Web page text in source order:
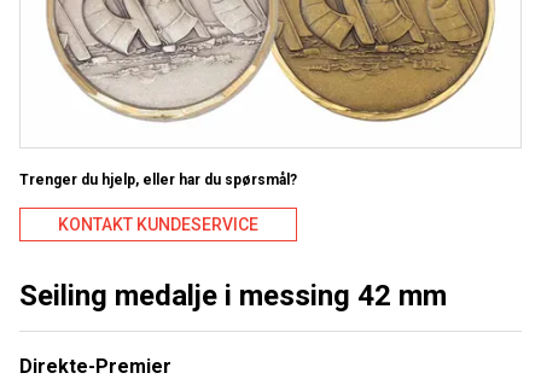
Trenger du hjelp, eller har du spørsmål?
KONTAKT KUNDESERVICE
Seiling medalje i messing 42 mm
Direkte-Premier